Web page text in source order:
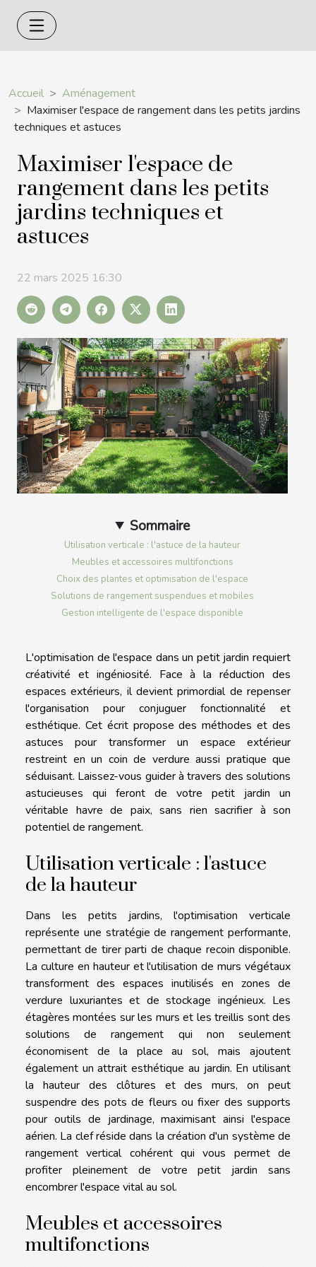
Accueil
Aménagement
Maximiser l'espace de rangement dans les petits jardins
techniques et astuces
Maximiser l'espace de
rangement dans les petits
jardins techniques et
astuces
22 mars 2025 16:30
Sommaire
Utilisation verticale : l'astuce de la hauteur
Meubles et accessoires multifonctions
Choix des plantes et optimisation de l'espace
Solutions de rangement suspendues et mobiles
Gestion intelligente de l'espace disponible
L'optimisation de l'espace dans un petit jardin requiert
créativité et ingéniosité. Face à la réduction des
espaces extérieurs, il devient primordial de repenser
l'organisation pour conjuguer fonctionnalité et
esthétique. Cet écrit propose des méthodes et des
astuces pour transformer un espace extérieur
restreint en un coin de verdure aussi pratique que
séduisant. Laissez-vous guider à travers des solutions
astucieuses qui feront de votre petit jardin un
véritable havre de paix, sans rien sacrifier à son
potentiel de rangement.
Utilisation verticale : l'astuce
de la hauteur
Dans les petits jardins, l'optimisation verticale
représente une stratégie de rangement performante,
permettant de tirer parti de chaque recoin disponible.
La culture en hauteur et l'utilisation de murs végétaux
transforment des espaces inutilisés en zones de
verdure luxuriantes et de stockage ingénieux. Les
étagères montées sur les murs et les treillis sont des
solutions de rangement qui non seulement
économisent de la place au sol, mais ajoutent
également un attrait esthétique au jardin. En utilisant
la hauteur des clôtures et des murs, on peut
suspendre des pots de fleurs ou fixer des supports
pour outils de jardinage, maximisant ainsi l'espace
aérien. La clef réside dans la création d'un système de
rangement vertical cohérent qui vous permet de
profiter pleinement de votre petit jardin sans
encombrer l'espace vital au sol.
Meubles et accessoires
multifonctions